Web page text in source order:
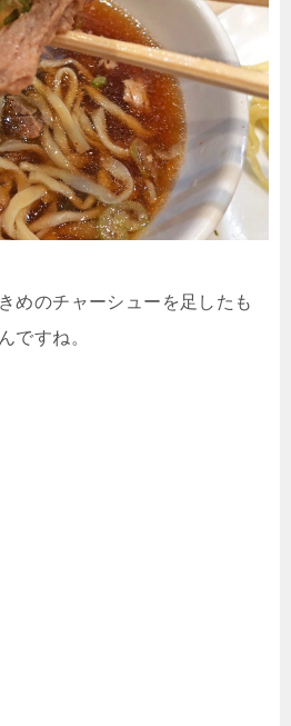
めのチャーシューを足したも
ですね。